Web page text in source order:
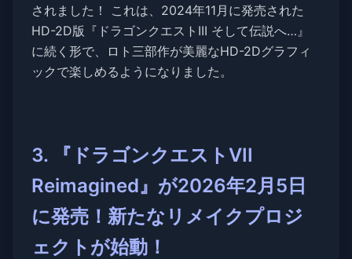
されました！ これは、2024年11月に発売された
HD-2D版『ドラゴンクエストIII そして伝説へ…』
に続く形で、ロト三部作が美麗なHD-2Dグラフィ
ックで楽しめるようになりました。
3. 『ドラゴンクエストVII
Reimagined』が2026年2月5日
に発売！新たなリメイクプロジ
ェクトが始動！